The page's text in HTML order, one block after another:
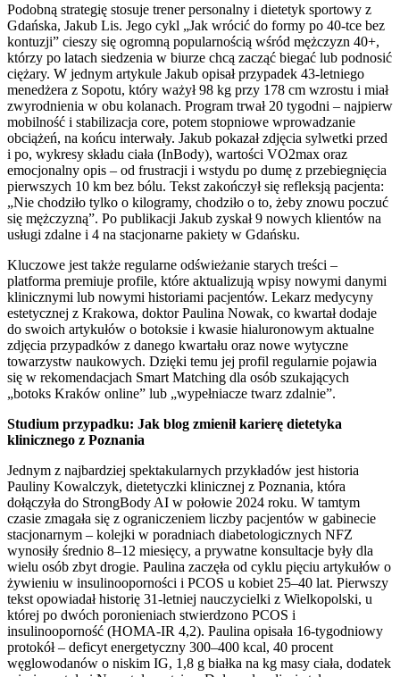
Podobną strategię stosuje trener personalny i dietetyk sportowy z
Gdańska, Jakub Lis. Jego cykl „Jak wrócić do formy po 40-tce bez
kontuzji” cieszy się ogromną popularnością wśród mężczyzn 40+,
którzy po latach siedzenia w biurze chcą zacząć biegać lub podnosić
ciężary. W jednym artykule Jakub opisał przypadek 43-letniego
menedżera z Sopotu, który ważył 98 kg przy 178 cm wzrostu i miał
zwyrodnienia w obu kolanach. Program trwał 20 tygodni – najpierw
mobilność i stabilizacja core, potem stopniowe wprowadzanie
obciążeń, na końcu interwały. Jakub pokazał zdjęcia sylwetki przed
i po, wykresy składu ciała (InBody), wartości VO2max oraz
emocjonalny opis – od frustracji i wstydu po dumę z przebiegnięcia
pierwszych 10 km bez bólu. Tekst zakończył się refleksją pacjenta:
„Nie chodziło tylko o kilogramy, chodziło o to, żeby znowu poczuć
się mężczyzną”. Po publikacji Jakub zyskał 9 nowych klientów na
usługi zdalne i 4 na stacjonarne pakiety w Gdańsku.
Kluczowe jest także regularne odświeżanie starych treści –
platforma premiuje profile, które aktualizują wpisy nowymi danymi
klinicznymi lub nowymi historiami pacjentów. Lekarz medycyny
estetycznej z Krakowa, doktor Paulina Nowak, co kwartał dodaje
do swoich artykułów o botoksie i kwasie hialuronowym aktualne
zdjęcia przypadków z danego kwartału oraz nowe wytyczne
towarzystw naukowych. Dzięki temu jej profil regularnie pojawia
się w rekomendacjach Smart Matching dla osób szukających
„botoks Kraków online” lub „wypełniacze twarz zdalnie”.
Studium przypadku: Jak blog zmienił karierę dietetyka
klinicznego z Poznania
Jednym z najbardziej spektakularnych przykładów jest historia
Pauliny Kowalczyk, dietetyczki klinicznej z Poznania, która
dołączyła do StrongBody AI w połowie 2024 roku. W tamtym
czasie zmagała się z ograniczeniem liczby pacjentów w gabinecie
stacjonarnym – kolejki w poradniach diabetologicznych NFZ
wynosiły średnio 8–12 miesięcy, a prywatne konsultacje były dla
wielu osób zbyt drogie. Paulina zaczęła od cyklu pięciu artykułów o
żywieniu w insulinooporności i PCOS u kobiet 25–40 lat. Pierwszy
tekst opowiadał historię 31-letniej nauczycielki z Wielkopolski, u
której po dwóch poronieniach stwierdzono PCOS i
insulinooporność (HOMA-IR 4,2). Paulina opisała 16-tygodniowy
protokół – deficyt energetyczny 300–400 kcal, 40 procent
węglowodanów o niskim IG, 1,8 g białka na kg masy ciała, dodatek